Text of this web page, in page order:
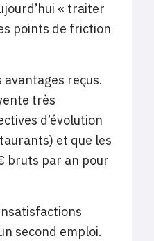
« traiter
points de friction
reçus.
très
d’évolution
et que les
bruts par an pour
second emploi.